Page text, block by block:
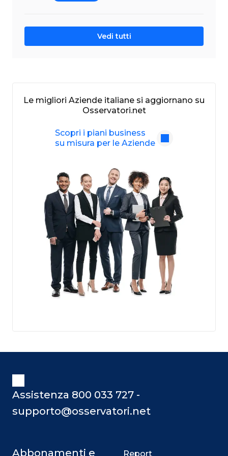
Vedi tutti
Le migliori Aziende italiane si aggiornano su
Osservatori.net
Scopri i piani business
su misura per le Aziende
Assistenza 800 033 727 -
supporto@osservatori.net
Abbonamenti e
Report